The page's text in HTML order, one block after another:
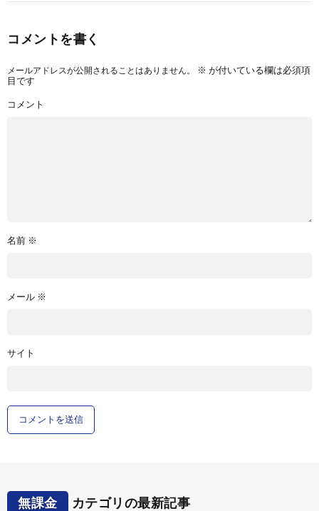
コメントを書く
メールアドレスが公開されることはありません。 ※ が付いている欄は必須項
目です
コメント
名前 ※
メール ※
サイト
無課金 カテゴリの最新記事